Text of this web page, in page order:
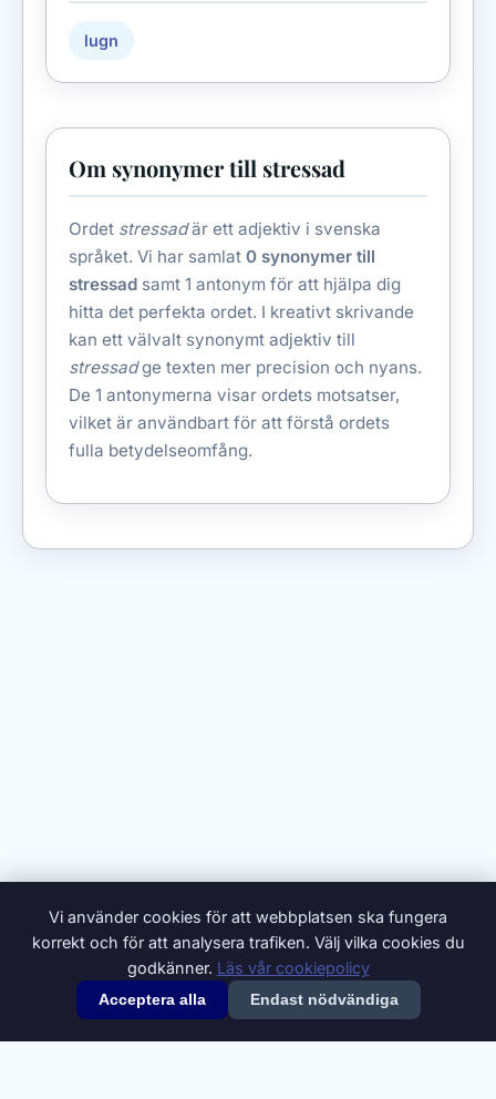
lugn
Om synonymer till stressad
Ordet stressadär ett adjektiv i svenska
språket. Vi har samlat 0 synonymer till
stressad samt 1 antonym för att hjälpa dig
hitta det perfekta ordet. I kreativt skrivande
kan ett välvalt synonymt adjektiv till
stressadge texten mer precision och nyans.
De 1 antonymerna visar ordets motsatser,
vilket är användbart för att förstå ordets
fulla betydelseomfång.
© 2026 Synonymer.it.com – Svenskt synonymlexikon
Vi använder cookies för att webbplatsen ska fungera
korrekt och för att analysera trafiken. Välj vilka cookies du
godkänner. Läs vår cookiepolicy
Acceptera alla Endast nödvändiga